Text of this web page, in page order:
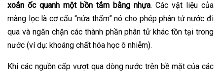
xoắn ốc quanh một bồn tắm bằng nhựa. Các vật liệu của
màng lọc là cơ cấu “nửa thấm” nó cho phép phân tử nước đi
qua và ngăn chặn các thành phần phân tử khác tồn tại trong
nước (ví dụ: khoáng chất hóa học ô nhiễm).
Khi các nguồn cấp vượt qua dòng nước trên bề mặt của các